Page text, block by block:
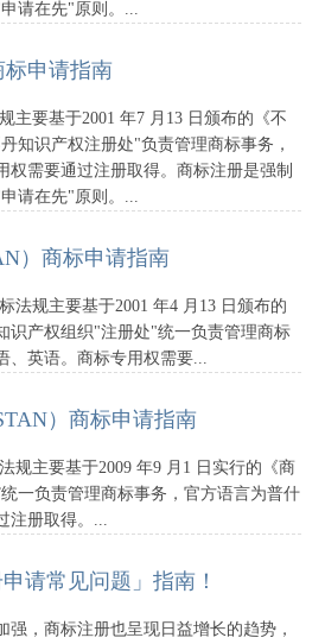
请在先"原则。...
申请指南
主要基于2001 年7 月13 日颁布的《不
知识产权注册处"负责管理商标事务，
权需要通过注册取得。商标注册是强制
请在先"原则。...
）商标申请指南
法规主要基于2001 年4 月13 日颁布的
识产权组织"注册处"统一负责管理商标
英语。商标专用权需要...
）商标申请指南
规主要基于2009 年9 月1 日实行的《商
一负责管理商标事务，官方语言为普什
注册取得。...
请常见问题」指南！
强，商标注册也呈现日益增长的趋势，